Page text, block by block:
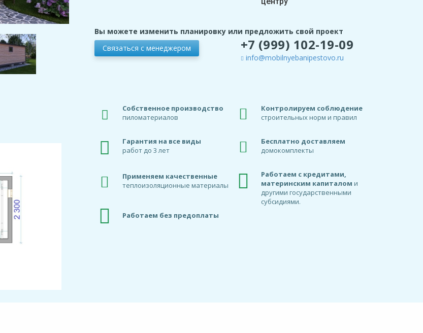
Вы можете изменить планировку или предложить свой проект
Связаться с менеджером
+7 (999) 102-19-09
info@mobilnyebanipestovo.ru
Собственное производство
пиломатериалов
Гарантия на все виды
работ до 3 лет
Применяем качественные
теплоизоляционные материалы
Работаем без предоплаты
Контролируем соблюдение
строительных норм и правил
Бесплатно доставляем
домокомплекты
Работаем с кредитами,
материнским капиталом и
другими государственными
субсидиями.